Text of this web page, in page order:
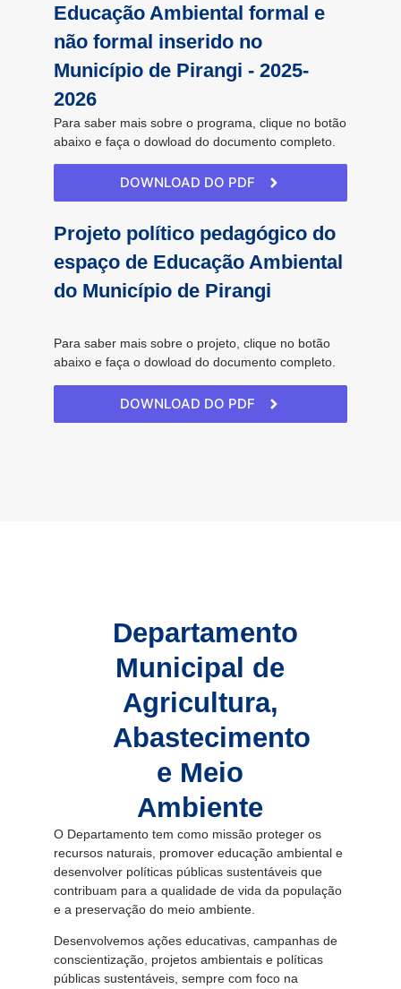
Educação Ambiental formal e
não formal inserido no
Município de Pirangi - 2025-
2026
Para saber mais sobre o programa, clique no botão
abaixo e faça o dowload do documento completo.
DOWNLOAD DO PDF
Projeto político pedagógico do
espaço de Educação Ambiental
do Município de Pirangi
Para saber mais sobre o projeto, clique no botão
abaixo e faça o dowload do documento completo.
DOWNLOAD DO PDF
Departamento
Municipal de
Agricultura,
Abastecimento
e Meio
Ambiente
O Departamento tem como missão proteger os
recursos naturais, promover educação ambiental e
desenvolver políticas públicas sustentáveis que
contribuam para a qualidade de vida da população
e a preservação do meio ambiente.
Desenvolvemos ações educativas, campanhas de
conscientização, projetos ambientais e políticas
públicas sustentáveis, sempre com foco na